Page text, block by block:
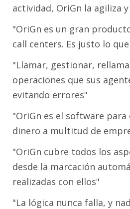
actividad, OriGn la agiliza
"OriGn es un gran
call centers. Es justo lo
"Llamar, gestionar,
operaciones que sus
evitando errores"
"OriGn es el software
dinero a multitud de
"OriGn cubre todos los
desde la marcación
realizadas con ellos"
"La lógica nunca falla, y